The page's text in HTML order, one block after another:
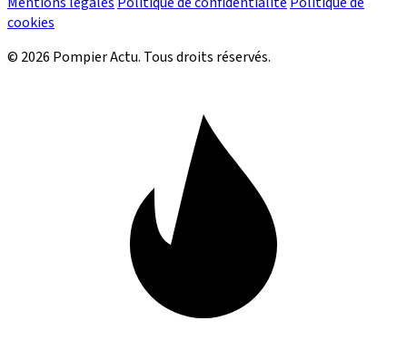
cookies
© 2026 Pompier Actu. Tous droits réservés.